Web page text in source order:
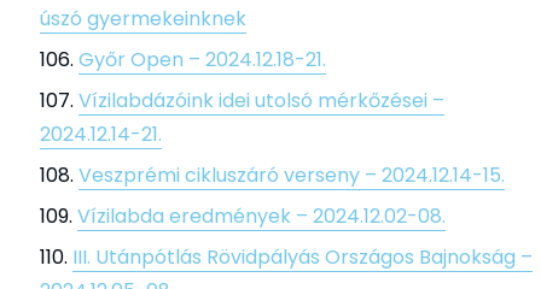
úszó gyermekeinknek
Győr Open – 2024.12.18-21.
Vízilabdázóink idei utolsó mérkőzései –
2024.12.14-21.
Veszprémi cikluszáró verseny – 2024.12.14-15.
Vízilabda eredmények – 2024.12.02-08.
III. Utánpótlás Rövidpályás Országos Bajnokság –